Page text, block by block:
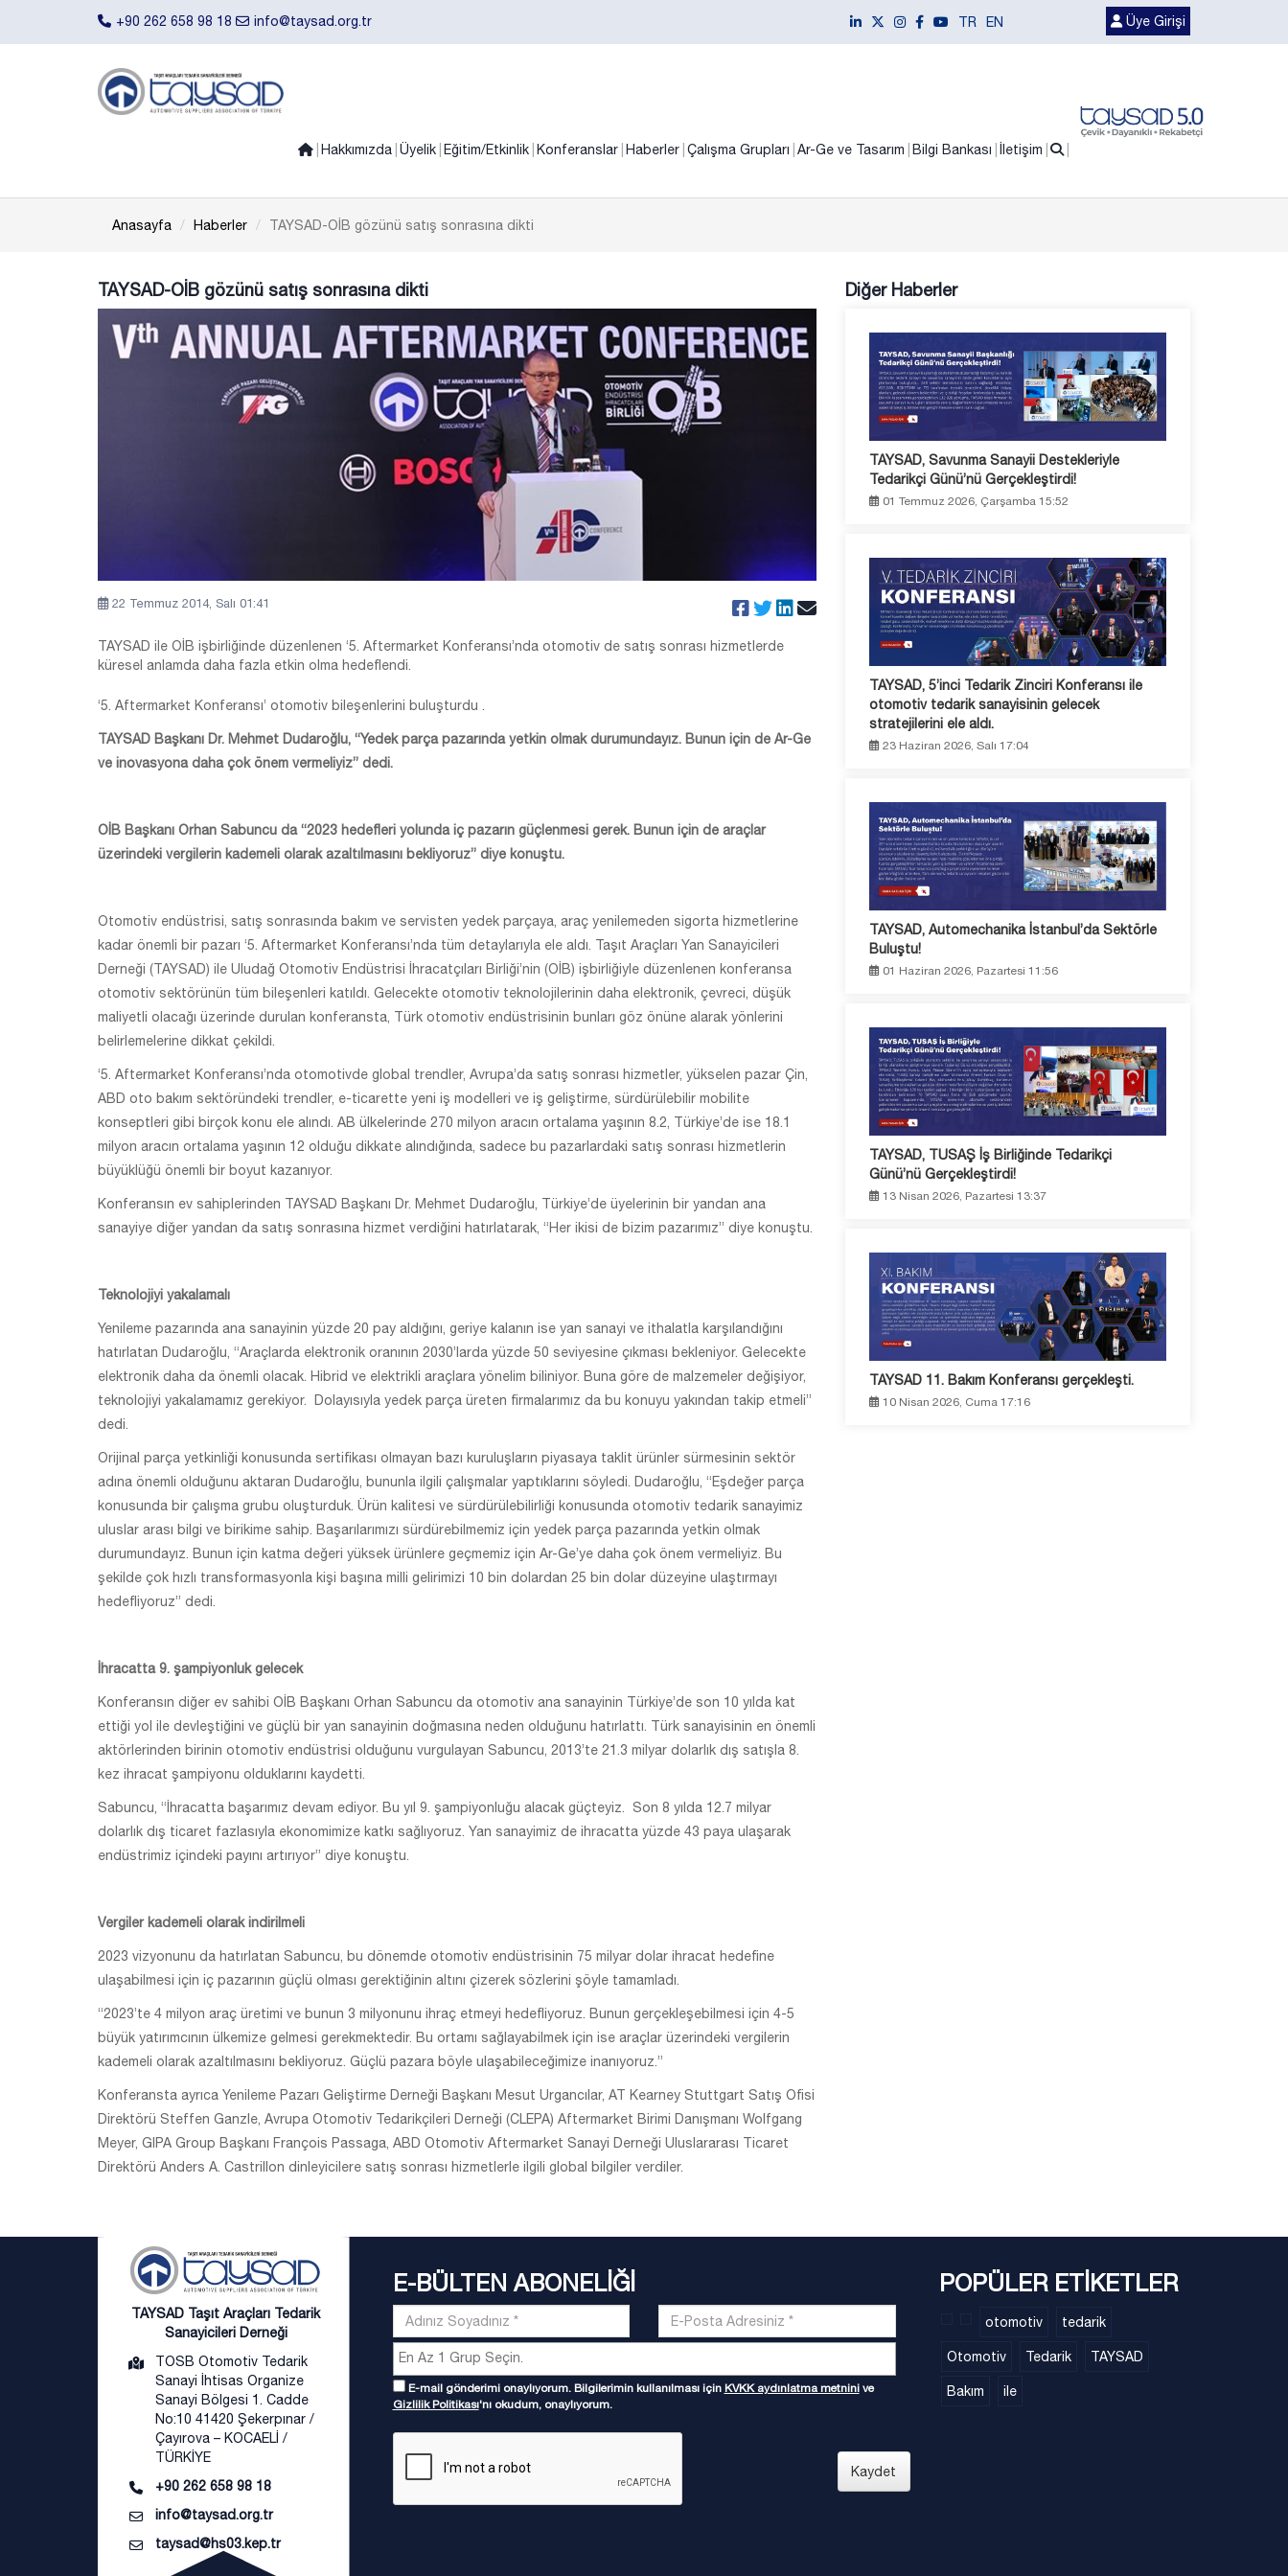
+90 262 658 98 18 info@taysad.org.tr TR EN Üye Girişi
Hakkımızda Üyelik Eğitim/Etkinlik Konferanslar Haberler Çalışma Grupları Ar-Ge ve Tasarım Bilgi Bankası İletişim
Anasayfa Haberler TAYSAD-OİB gözünü satış sonrasına dikti
TAYSAD-OİB gözünü satış sonrasına dikti
22 Temmuz 2014, Salı 01:41
TAYSAD ile OİB işbirliğinde düzenlenen ‘5. Aftermarket Konferansı’nda otomotiv de satış sonrası hizmetlerde
küresel anlamda daha fazla etkin olma hedeflendi.
‘5. Aftermarket Konferansı’ otomotiv bileşenlerini buluşturdu .
TAYSAD Başkanı Dr. Mehmet Dudaroğlu, “Yedek parça pazarında yetkin olmak durumundayız. Bunun için de Ar-Ge
ve inovasyona daha çok önem vermeliyiz” dedi.
OİB Başkanı Orhan Sabuncu da “2023 hedefleri yolunda iç pazarın güçlenmesi gerek. Bunun için de araçlar
üzerindeki vergilerin kademeli olarak azaltılmasını bekliyoruz” diye konuştu.
Otomotiv endüstrisi, satış sonrasında bakım ve servisten yedek parçaya, araç yenilemeden sigorta hizmetlerine
kadar önemli bir pazarı ‘5. Aftermarket Konferansı’nda tüm detaylarıyla ele aldı. Taşıt Araçları Yan Sanayicileri
Derneği (TAYSAD) ile Uludağ Otomotiv Endüstrisi İhracatçıları Birliği’nin (OİB) işbirliğiyle düzenlenen konferansa
otomotiv sektörünün tüm bileşenleri katıldı. Gelecekte otomotiv teknolojilerinin daha elektronik, çevreci, düşük
maliyetli olacağı üzerinde durulan konferansta, Türk otomotiv endüstrisinin bunları göz önüne alarak yönlerini
belirlemelerine dikkat çekildi.
‘5. Aftermarket Konferansı’nda otomotivde global trendler, Avrupa’da satış sonrası hizmetler, yükselen pazar Çin,
ABD oto bakım sektöründeki trendler, e-ticarette yeni iş modelleri ve iş geliştirme, sürdürülebilir mobilite
konseptleri gibi birçok konu ele alındı. AB ülkelerinde 270 milyon aracın ortalama yaşının 8.2, Türkiye’de ise 18.1
milyon aracın ortalama yaşının 12 olduğu dikkate alındığında, sadece bu pazarlardaki satış sonrası hizmetlerin
büyüklüğü önemli bir boyut kazanıyor.
Konferansın ev sahiplerinden TAYSAD Başkanı Dr. Mehmet Dudaroğlu, Türkiye’de üyelerinin bir yandan ana
sanayiye diğer yandan da satış sonrasına hizmet verdiğini hatırlatarak, “Her ikisi de bizim pazarımız” diye konuştu.
Teknolojiyi yakalamalı
Yenileme pazarında ana sanayinin yüzde 20 pay aldığını, geriye kalanın ise yan sanayi ve ithalatla karşılandığını
hatırlatan Dudaroğlu, “Araçlarda elektronik oranının 2030’larda yüzde 50 seviyesine çıkması bekleniyor. Gelecekte
elektronik daha da önemli olacak. Hibrid ve elektrikli araçlara yönelim biliniyor. Buna göre de malzemeler değişiyor,
teknolojiyi yakalamamız gerekiyor. Dolayısıyla yedek parça üreten firmalarımız da bu konuyu yakından takip etmeli”
dedi.
Orijinal parça yetkinliği konusunda sertifikası olmayan bazı kuruluşların piyasaya taklit ürünler sürmesinin sektör
adına önemli olduğunu aktaran Dudaroğlu, bununla ilgili çalışmalar yaptıklarını söyledi. Dudaroğlu, “Eşdeğer parça
konusunda bir çalışma grubu oluşturduk. Ürün kalitesi ve sürdürülebilirliği konusunda otomotiv tedarik sanayimiz
uluslar arası bilgi ve birikime sahip. Başarılarımızı sürdürebilmemiz için yedek parça pazarında yetkin olmak
durumundayız. Bunun için katma değeri yüksek ürünlere geçmemiz için Ar-Ge’ye daha çok önem vermeliyiz. Bu
şekilde çok hızlı transformasyonla kişi başına milli gelirimizi 10 bin dolardan 25 bin dolar düzeyine ulaştırmayı
hedefliyoruz” dedi.
İhracatta 9. şampiyonluk gelecek
Konferansın diğer ev sahibi OİB Başkanı Orhan Sabuncu da otomotiv ana sanayinin Türkiye’de son 10 yılda kat
ettiği yol ile devleştiğini ve güçlü bir yan sanayinin doğmasına neden olduğunu hatırlattı. Türk sanayisinin en önemli
aktörlerinden birinin otomotiv endüstrisi olduğunu vurgulayan Sabuncu, 2013’te 21.3 milyar dolarlık dış satışla 8.
kez ihracat şampiyonu olduklarını kaydetti.
Sabuncu, “İhracatta başarımız devam ediyor. Bu yıl 9. şampiyonluğu alacak güçteyiz. Son 8 yılda 12.7 milyar
dolarlık dış ticaret fazlasıyla ekonomimize katkı sağlıyoruz. Yan sanayimiz de ihracatta yüzde 43 paya ulaşarak
endüstrimiz içindeki payını artırıyor” diye konuştu.
Vergiler kademeli olarak indirilmeli
2023 vizyonunu da hatırlatan Sabuncu, bu dönemde otomotiv endüstrisinin 75 milyar dolar ihracat hedefine
ulaşabilmesi için iç pazarının güçlü olması gerektiğinin altını çizerek sözlerini şöyle tamamladı.
“2023’te 4 milyon araç üretimi ve bunun 3 milyonunu ihraç etmeyi hedefliyoruz. Bunun gerçekleşebilmesi için 4-5
büyük yatırımcının ülkemize gelmesi gerekmektedir. Bu ortamı sağlayabilmek için ise araçlar üzerindeki vergilerin
kademeli olarak azaltılmasını bekliyoruz. Güçlü pazara böyle ulaşabileceğimize inanıyoruz.”
Konferansta ayrıca Yenileme Pazarı Geliştirme Derneği Başkanı Mesut Urgancılar, AT Kearney Stuttgart Satış Ofisi
Direktörü Steffen Ganzle, Avrupa Otomotiv Tedarikçileri Derneği (CLEPA) Aftermarket Birimi Danışmanı Wolfgang
Meyer, GIPA Group Başkanı François Passaga, ABD Otomotiv Aftermarket Sanayi Derneği Uluslararası Ticaret
Direktörü Anders A. Castrillon dinleyicilere satış sonrası hizmetlerle ilgili global bilgiler verdiler.
Diğer Haberler
TAYSAD, Savunma Sanayii Destekleriyle
Tedarikçi Günü’nü Gerçekleştirdi!
01 Temmuz 2026, Çarşamba 15:52
TAYSAD, 5’inci Tedarik Zinciri Konferansı ile
otomotiv tedarik sanayisinin gelecek
stratejilerini ele aldı.
23 Haziran 2026, Salı 17:04
TAYSAD, Automechanika İstanbul’da Sektörle
Buluştu!
01 Haziran 2026, Pazartesi 11:56
TAYSAD, TUSAŞ İş Birliğinde Tedarikçi
Günü’nü Gerçekleştirdi!
13 Nisan 2026, Pazartesi 13:37
TAYSAD 11. Bakım Konferansı gerçekleşti.
10 Nisan 2026, Cuma 17:16
TAYSAD Taşıt Araçları Tedarik
Sanayicileri Derneği
TOSB Otomotiv Tedarik
Sanayi İhtisas Organize
Sanayi Bölgesi 1. Cadde
No:10 41420 Şekerpınar /
Çayırova – KOCAELİ /
TÜRKİYE
+90 262 658 98 18
info@taysad.org.tr
taysad@hs03.kep.tr
E-BÜLTEN ABONELİĞİ
E-mail gönderimi onaylıyorum. Bilgilerimin kullanılması için KVKK aydınlatma metninive
Gizlilik Politikası'nı okudum, onaylıyorum.
Kaydet
POPÜLER ETİKETLER
otomotiv tedarik
Otomotiv Tedarik TAYSAD
Bakım ile